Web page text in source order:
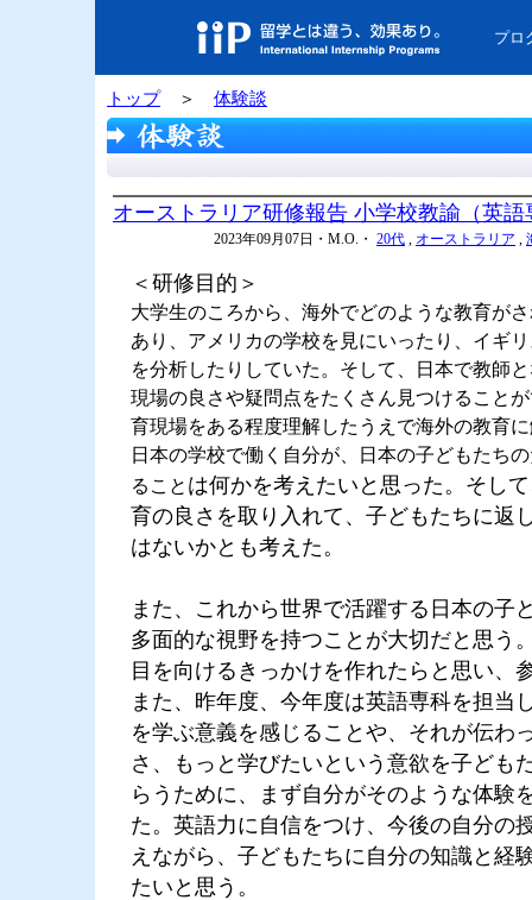
プロ
トップ＞ 体験談
オーストラリア研修報告 小学校教諭（英語
2023年09月07日・M.O.・ 20代 , オーストラリア ,
＜研修目的＞
大学生のころから、海外でどのような教育が
あり、アメリカの学校を見にいったり、イギ
を分析したりしていた。そして、日本で教師
現場の良さや疑問点をたくさん見つけること
育現場をある程度理解したうえで海外の教育
日本の学校で働く自分が、日本の子どもたち
ること は何かを考えたいと思った。そし
育の良さを取り入れて、子どもたちに返
はないかとも考えた。
また、これから世界で活躍する日本の子
多面的な視野を持つことが大切だと思う
目を向けるきっかけを作れたらと思い、
また、昨年度、今年度は英語専科を担当
を学ぶ意義を感じることや、それが伝わ
さ、もっと学びたいという意欲を子ども
らうために、まず自分がそのような体験
た。英語力に自信をつけ、今後の自分の
えながら、子どもたちに自分の知識と経
たいと思う。